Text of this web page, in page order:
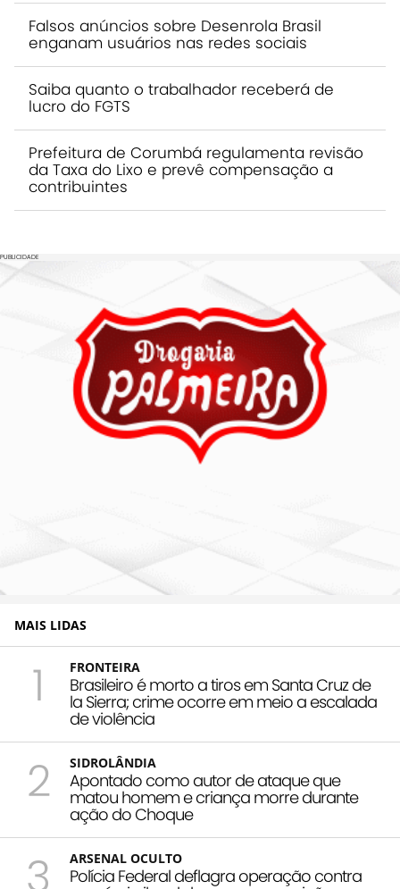
Falsos anúncios sobre Desenrola Brasil
enganam usuários nas redes sociais
Saiba quanto o trabalhador receberá de
lucro do FGTS
Prefeitura de Corumbá regulamenta revisão
da Taxa do Lixo e prevê compensação a
contribuintes
PUBLICIDADE
MAIS LIDAS
1 FRONTEIRA
Brasileiro é morto a tiros em Santa Cruz de
la Sierra; crime ocorre em meio a escalada
de violência
2 SIDROLÂNDIA
Apontado como autor de ataque que
matou homem e criança morre durante
ação do Choque
3 ARSENAL OCULTO
Polícia Federal deflagra operação contra